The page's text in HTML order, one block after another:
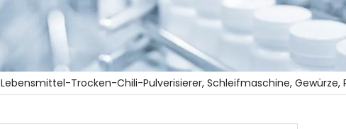
Lebensmittel-Trocken-Chili-Pulverisierer, Schleifmaschine, Gewürze,